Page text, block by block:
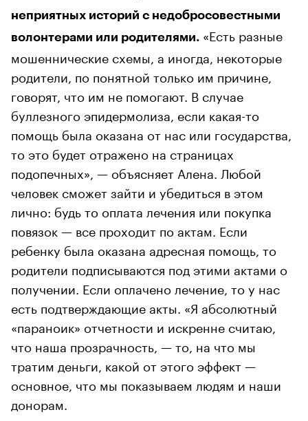
неприятных историй с недобросовестными
волонтерами или родителями. «Есть разные
мошеннические схемы, а иногда, некоторые
родители, по понятной только им причине,
говорят, что им не помогают. В случае
буллезного эпидермолиза, если какая-то
помощь была оказана от нас или государства,
то это будет отражено на страницах
подопечных», — объясняет Алена. Любой
человек сможет зайти и убедиться в этом
лично: будь то оплата лечения или покупка
повязок — все проходит по актам. Если
ребенку была оказана адресная помощь, то
родители подписываются под этими актами о
получении. Если оплачено лечение, то у нас
есть подтверждающие акты. «Я абсолютный
«параноик» отчетности и искренне считаю,
что наша прозрачность, — то, на что мы
тратим деньги, какой от этого эффект —
основное, что мы показываем людям и наши
донорам.